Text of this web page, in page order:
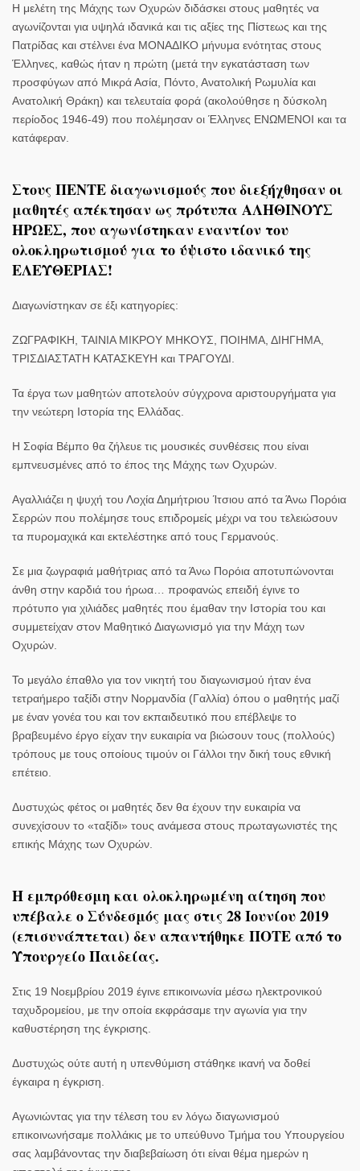
Η μελέτη της Μάχης των Οχυρών διδάσκει στους μαθητές να
αγωνίζονται για υψηλά ιδανικά και τις αξίες της Πίστεως και της
Πατρίδας και στέλνει ένα ΜΟΝΑΔΙΚΟ μήνυμα ενότητας στους
Έλληνες, καθώς ήταν η πρώτη (μετά την εγκατάσταση των
προσφύγων από Μικρά Ασία, Πόντο, Ανατολική Ρωμυλία και
Ανατολική Θράκη) και τελευταία φορά (ακολούθησε η δύσκολη
περίοδος 1946-49) που πολέμησαν οι Έλληνες ΕΝΩΜΕΝΟΙ και τα
κατάφεραν.
Στους ΠΕΝΤΕ διαγωνισμούς που διεξήχθησαν οι
μαθητές απέκτησαν ως πρότυπα ΑΛΗΘΙΝΟΥΣ
ΗΡΩΕΣ, που αγωνίστηκαν εναντίον του
ολοκληρωτισμού για το ύψιστο ιδανικό της
ΕΛΕΥΘΕΡΙΑΣ!
Διαγωνίστηκαν σε έξι κατηγορίες:
ΖΩΓΡΑΦΙΚΗ, ΤΑΙΝΙΑ ΜΙΚΡΟΥ ΜΗΚΟΥΣ, ΠΟΙΗΜΑ, ΔΙΗΓΗΜΑ,
ΤΡΙΣΔΙΑΣΤΑΤΗ ΚΑΤΑΣΚΕΥΗ και ΤΡΑΓΟΥΔΙ.
Τα έργα των μαθητών αποτελούν σύγχρονα αριστουργήματα για
την νεώτερη Ιστορία της Ελλάδας.
Η Σοφία Βέμπο θα ζήλευε τις μουσικές συνθέσεις που είναι
εμπνευσμένες από το έπος της Μάχης των Οχυρών.
Αγαλλιάζει η ψυχή του Λοχία Δημήτριου Ίτσιου από τα Άνω Πορόια
Σερρών που πολέμησε τους επιδρομείς μέχρι να του τελειώσουν
τα πυρομαχικά και εκτελέστηκε από τους Γερμανούς.
Σε μια ζωγραφιά μαθήτριας από τα Άνω Πορόια αποτυπώνονται
άνθη στην καρδιά του ήρωα… προφανώς επειδή έγινε το
πρότυπο για χιλιάδες μαθητές που έμαθαν την Ιστορία του και
συμμετείχαν στον Μαθητικό Διαγωνισμό για την Μάχη των
Οχυρών.
Το μεγάλο έπαθλο για τον νικητή του διαγωνισμού ήταν ένα
τετραήμερο ταξίδι στην Νορμανδία (Γαλλία) όπου ο μαθητής μαζί
με έναν γονέα του και τον εκπαιδευτικό που επέβλεψε το
βραβευμένο έργο είχαν την ευκαιρία να βιώσουν τους (πολλούς)
τρόπους με τους οποίους τιμούν οι Γάλλοι την δική τους εθνική
επέτειο.
Δυστυχώς φέτος οι μαθητές δεν θα έχουν την ευκαιρία να
συνεχίσουν το «ταξίδι» τους ανάμεσα στους πρωταγωνιστές της
επικής Μάχης των Οχυρών.
Ηεμπρόθεσμη και ολοκληρωμένη αίτηση που
υπέβαλε ο Σύνδεσμός μας στις 28 Ιουνίου 2019
(επισυνάπτεται)δεν απαντήθηκε ΠΟΤΕαπό το
Υπουργείο Παιδείας.
Στις 19 Νοεμβρίου 2019 έγινε επικοινωνία μέσω ηλεκτρονικού
ταχυδρομείου, με την οποία εκφράσαμε την αγωνία για την
καθυστέρηση της έγκρισης.
Δυστυχώς ούτε αυτή η υπενθύμιση στάθηκε ικανή να δοθεί
έγκαιρα η έγκριση.
Αγωνιώντας για την τέλεση του εν λόγω διαγωνισμού
επικοινωνήσαμε πολλάκις με το υπεύθυνο Τμήμα του Υπουργείου
σας λαμβάνοντας την διαβεβαίωση ότι είναι θέμα ημερών η